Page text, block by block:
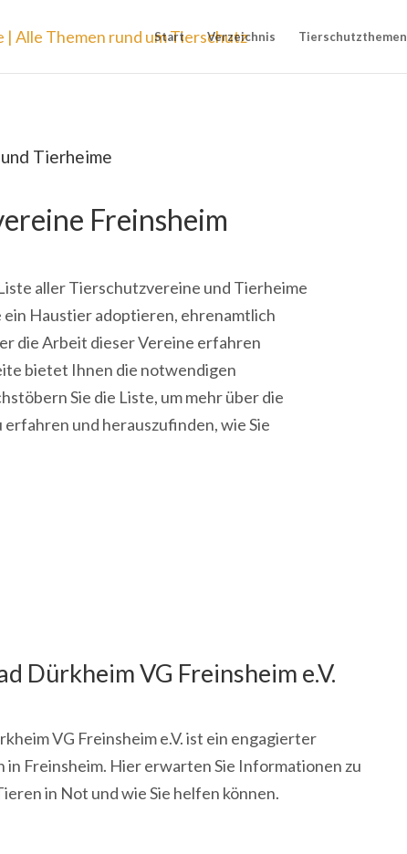
Start Verzeichnis Tierschutzthemen
Tierheime
Freinsheim
aller Tierschutzvereine und Tierheime
ein Haustier adoptieren, ehrenamtlich
die Arbeit dieser Vereine erfahren
bietet Ihnen die notwendigen
Sie die Liste, um mehr über die
erfahren und herauszufinden, wie Sie
Dürkheim VG Freinsheim e.V.
VG Freinsheim e.V. ist ein engagierter
Freinsheim. Hier erwarten Sie Informationen zu
in Not und wie Sie helfen können.